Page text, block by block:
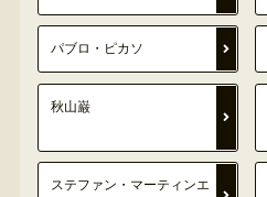
パブロ・ピカソ
秋山巌
ステファン・マーティンエ